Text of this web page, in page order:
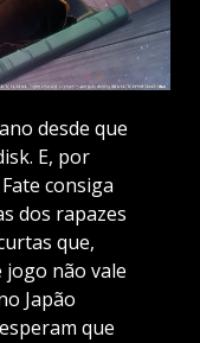
desde que
E, por
consiga
dos rapazes
que,
jogo não vale
Japão
que